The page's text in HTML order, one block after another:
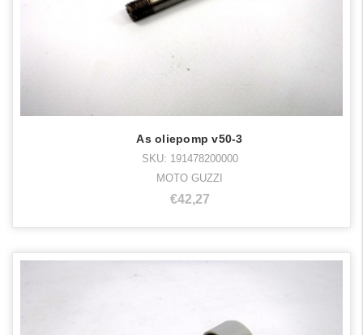
As oliepomp v50-3
SKU: 191478200000
MOTO GUZZI
€42,27